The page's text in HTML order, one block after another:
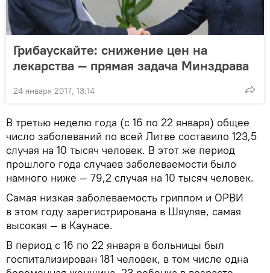
Грибаускайте: снижение цен на
лекарства — прямая задача Минздрава
24 января 2017, 13:14
В третью неделю года (с 16 по 22 января) общее
число заболеваний по всей Литве составило 123,5
случая на 10 тысяч человек. В этот же период
прошлого года случаев заболеваемости было
намного ниже — 79,2 случая на 10 тысяч человек.
Самая низкая заболеваемость гриппом и ОРВИ
в этом году зарегистрирована в Шяуляе, самая
высокая — в Каунасе.
В период с 16 по 22 января в больницы был
госпитализирован 181 человек, в том числе одна